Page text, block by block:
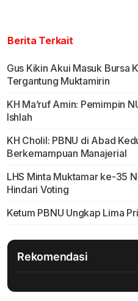
Berita Terkait
Gus Kikin Akui Masuk Bursa
Tergantung Muktamirin
KH Ma’ruf Amin: Pemimpin
Ishlah
KH Cholil: PBNU di Abad
Berkemampuan Manajerial
LHS Minta Muktamar ke-35
Hindari Voting
Ketum PBNU Ungkap Lima
Rekomendasi